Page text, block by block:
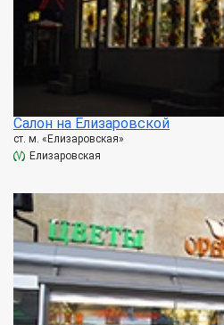
Салон на Елизаровской
ст. м. «Елизаровская»
Елизаровская